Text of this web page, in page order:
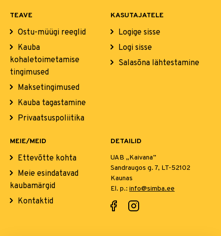
TEAVE
Ostu-müügi reeglid
Kauba
kohaletoimetamise
tingimused
Maksetingimused
Kauba tagastamine
Privaatsuspoliitika
KASUTAJATELE
Logige sisse
Logi sisse
Salasõna lähtestamine
MEIE/MEID
Ettevõtte kohta
Meie esindatavad
kaubamärgid
Kontaktid
DETAILID
UAB „Kaivana”
Sandraugos g. 7, LT-52102
Kaunas
El. p.: info@simba.ee